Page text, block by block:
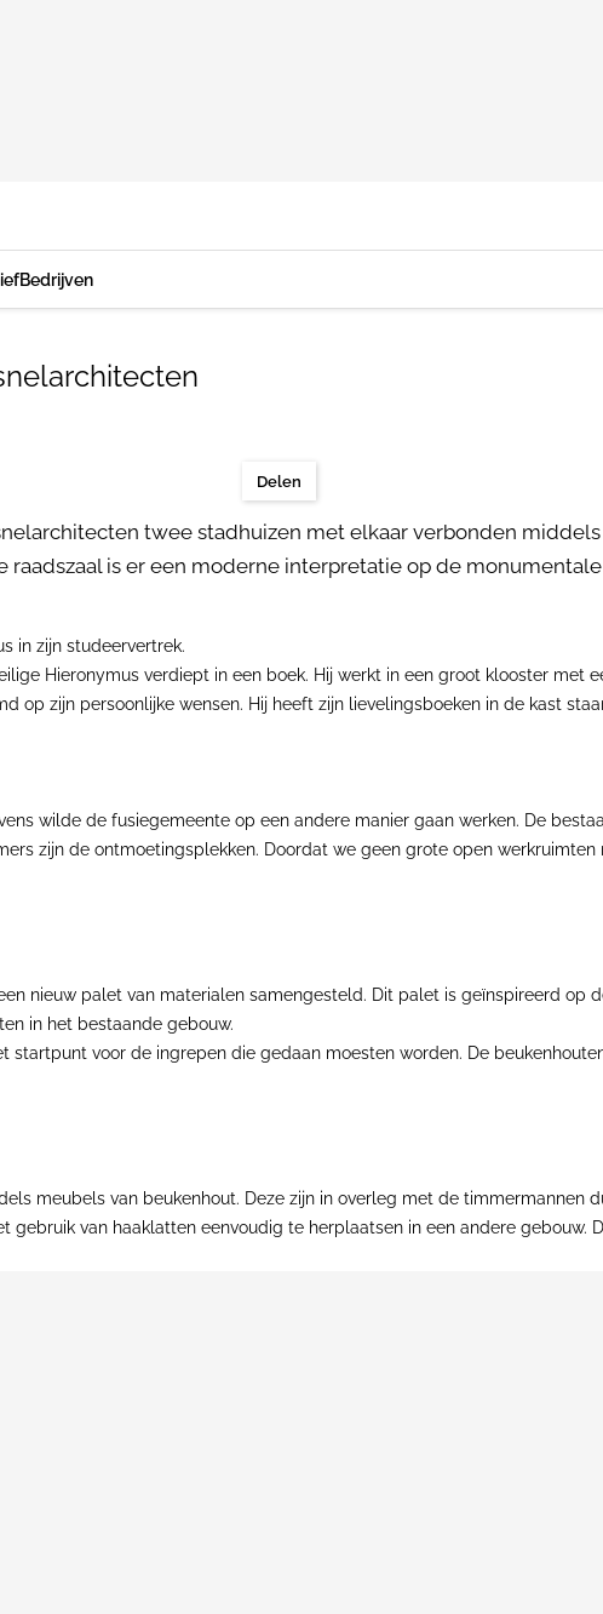
Bedrijven
Delen
twee stadhuizen met elkaar verbonden
raadszaal is er een moderne interpretatie op de
in zijn studeervertrek.
Hieronymus verdiept in een boek. Hij werkt in een groot klooster met
op zijn persoonlijke wensen. Hij heeft zijn lievelingsboeken in de kast
wilde de fusiegemeente op een andere manier gaan werken. De
zijn de ontmoetingsplekken. Doordat we geen grote open
nieuw palet van materialen samengesteld. Dit palet is geïnspireerd op
in het bestaande gebouw.
startpunt voor de ingrepen die gedaan moesten worden. De
meubels van beukenhout. Deze zijn in overleg met de timmermannen
gebruik van haaklatten eenvoudig te herplaatsen in een andere gebouw.